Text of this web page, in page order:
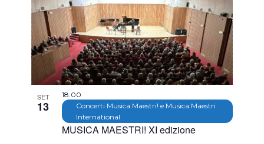
SET
13
MUSICA MAESTRI! XI edizione
18:00
Concerti Musica Maestri! e Musica Maestri
International